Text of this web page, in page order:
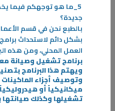
الإستراتيجية العامة للدفاع المدني
ما هو توجهكم فيما
جديدة؟
بالطبع نحن في قسم
بشكل دائم لاستحداث
العمل المحلي، ومن هذه
برنامج تشغيل وصيانة
ويهتم هذا البرنامج
وتوصيف أجزاء
ميكانيكياً أو
تشغيلها وكذلك صيانتها